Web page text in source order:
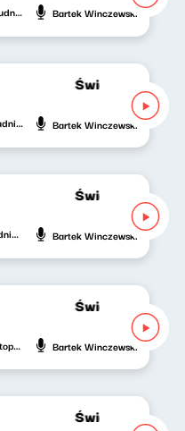
20 grudnia 2022 Bartek Winczewski
Świat naszej
13 grudnia 2022 Bartek Winczewski
Świat naszej
6 grudnia 2022 Bartek Winczewski
Świat naszej
29 listopada 2022 Bartek Winczewski
Świat naszej